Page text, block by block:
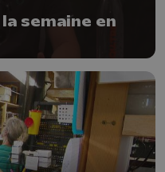
semaine en